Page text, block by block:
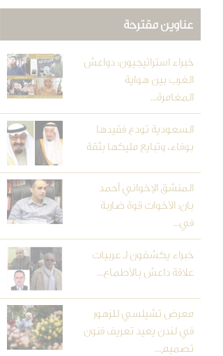
عناوين مقترحة
خبراء استراتيجيون: دواعش
الغرب بين هواية
المغامرة...
السعودية تودع فقيدها
بوفاء، وتبايع مليكها بثقة
المنشق الإخواني أحمد
بان: الأخوات قوة ضاربة
في...
خبراء يكشفون لـ عربيات
علاقة داعش بالأطماع...
معرض تشيلسي للزهور
في لندن يعيد تعريف فنون
تصميم...